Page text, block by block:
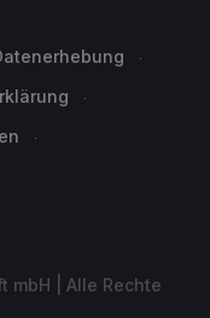
mbH | Alle Rechte